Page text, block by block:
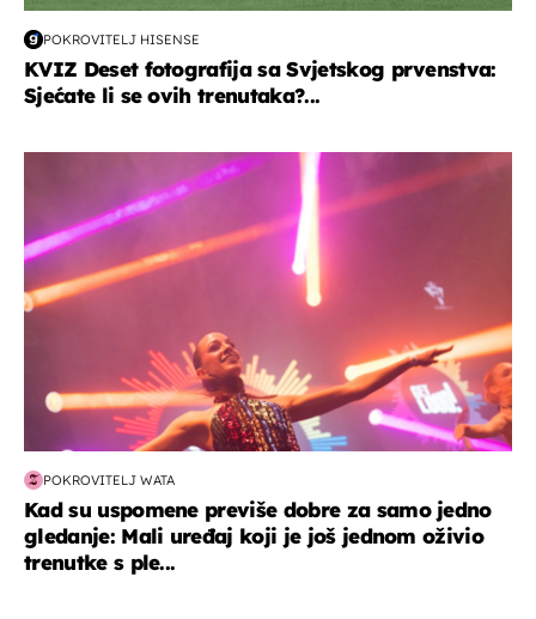
POKROVITELJ HISENSE
KVIZ Deset fotografija sa Svjetskog prvenstva:
Sjećate li se ovih trenutaka?...
POKROVITELJ WATA
Kad su uspomene previše dobre za samo jedno
gledanje: Mali uređaj koji je još jednom oživio
trenutke s ple...